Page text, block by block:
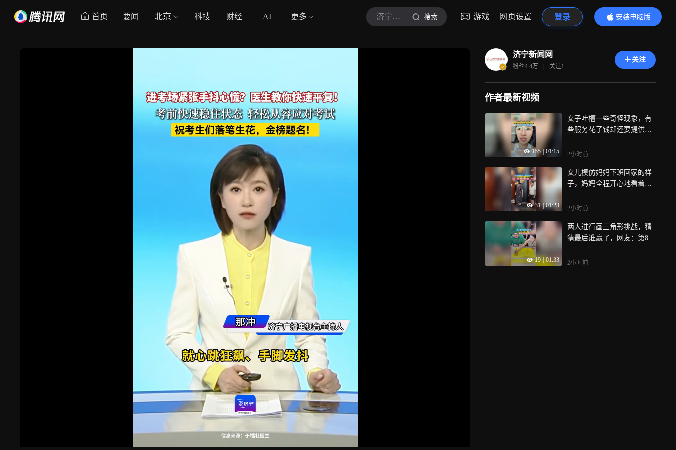
首页 要闻 北京 科技 财经 AI 更多 济宁新闻网 搜索 游戏 网页设置 登录
安装电脑版
内容更精彩
济宁新闻网
粉丝4.4万 | 关注1
关注
作者最新视频
155 | 01:15
女子吐槽一些奇怪现象，有
些服务花了钱却还要提供情
人情世故
2小时前
31 | 01:23
女儿模仿妈妈下班回家的样
子，妈妈全程开心地看着，
人的欣慰
2小时前
19 | 01:33
两人进行画三角形挑战，猜
猜最后谁赢了，网友：第8和
2小时前